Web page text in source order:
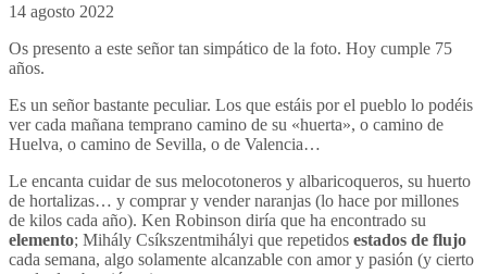
14 agosto 2022
Os presento a este señor tan simpático de la foto. Hoy cumple 75
años.
Es un señor bastante peculiar. Los que estáis por el pueblo lo podéis
ver cada mañana temprano camino de su «huerta», o camino de
Huelva, o camino de Sevilla, o de Valencia…
Le encanta cuidar de sus melocotoneros y albaricoqueros, su huerto
de hortalizas… y comprar y vender naranjas (lo hace por millones
de kilos cada año). Ken Robinson diría que ha encontrado su
elemento; Mihály Csíkszentmihályi que repetidos estados de flujo
cada semana, algo solamente alcanzable con amor y pasión (y cierto